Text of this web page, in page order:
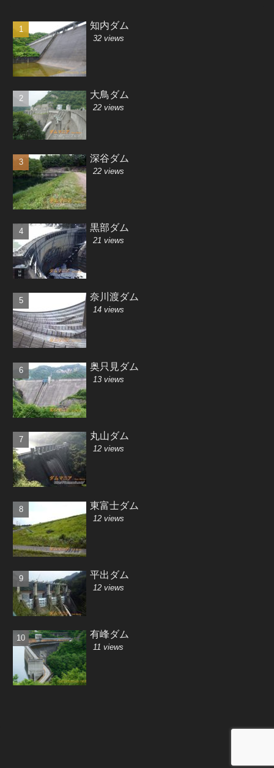
知内ダム
32 views
大鳥ダム
22 views
深谷ダム
22 views
黒部ダム
21 views
奈川渡ダム
14 views
奥只見ダム
13 views
丸山ダム
12 views
東富士ダム
12 views
平出ダム
12 views
有峰ダム
11 views